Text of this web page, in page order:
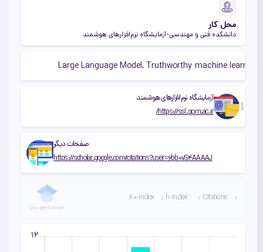
محل کار
دانشکده فنی و مهندسی-آزمایشگاه نرم‌افزارهای هوشمند
Large Language Model, Truthworthy machine
آزمایشگاه نرم‌افزارهای هوشمند
https://ssl.qom.ac.ir/
صفحات دیگر
https://scholar.google.com/citations?user=6bb0vS4AAAAJ
Citations :
h-index :
i10-index :